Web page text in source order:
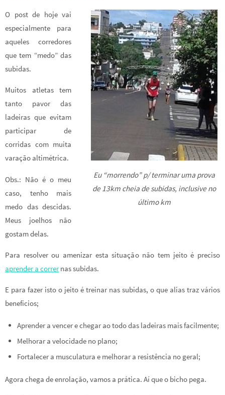
b
o
o
k
tt
er
er
es
t
h
at
sA
p
p
h
ar
e
Eu “morrendo” p/ terminar uma prova
de 13km cheia de subidas, inclusive no
último km
O post de hoje vai
especialmente para
aqueles corredores
que tem “medo” das
subidas.
Muitos atletas tem
tanto pavor das
ladeiras que evitam
participar de
corridas com muita
varação altimétrica.
Obs.: Não é o meu
caso, tenho mais
medo das descidas.
Meus joelhos não
gostam delas.
Para resolver ou amenizar esta situação não tem jeito é preciso
aprender a corrernas subidas.
E para fazer isto o jeito é treinar nas subidas, o que alias traz vários
benefícios;
Aprender a vencer e chegar ao todo das ladeiras mais facilmente;
Melhorar a velocidade no plano;
Fortalecer a musculatura e melhorar a resistência no geral;
Agora chega de enrolação, vamos a prática. Aí que o bicho pega.